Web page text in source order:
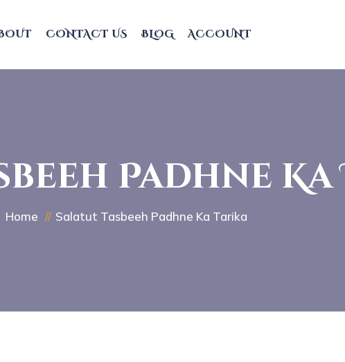
CONTACT US BLOG ACCOUNT
Padhne
Home Salatut Tasbeeh Padhne Ka Tarika